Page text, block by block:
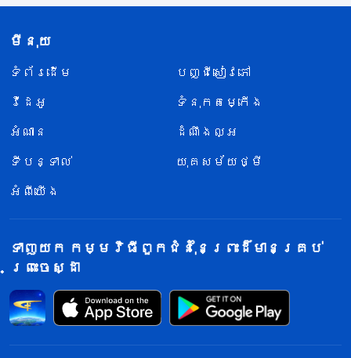
មីនុយ
ទំព័រ​ដើម
បញ្ជីសៀវភៅ
វីដេអូ
ទំនុកតម្កើង
អំណាន
ដំណឹងល្អ
ទីបន្ទាល់
យុគសម័យថ្មី
អំពីយើង
ទាញយក កម្មវិធីពួកជំនុំនៃព្រះដ៏មានគ្រប់
ព្រះចេស្ដា